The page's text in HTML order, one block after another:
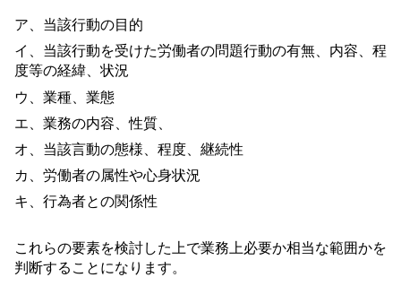
ア、当該行動の目的
イ、当該行動を受けた労働者の問題行動の有無、内容、程
度等の経緯、状況
ウ、業種、業態
エ、業務の内容、性質、
オ、当該言動の態様、程度、継続性
カ、労働者の属性や心身状況
キ、行為者との関係性
これらの要素を検討した上で業務上必要か相当な範囲かを
判断することになります。